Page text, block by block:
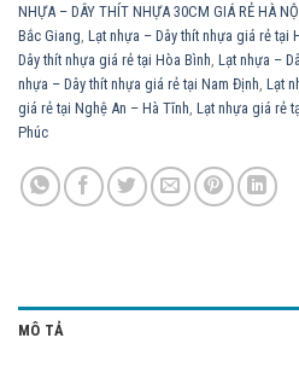
NHỰA – DÂY THÍT NHỰA 30CM GIÁ RẺ HÀ
Bắc Giang Lạt nhựa – Dây thít nhựa giá rẻ tại
Dây thít nhựa giá rẻ tại Hòa Bình Lạt nhựa –
nhựa – Dây thít nhựa giá rẻ tại Nam Định Lạt
giá rẻ tại Nghệ An – Hà Tĩnh Lạt nhựa giá rẻ
Phúc
MÔ TẢ